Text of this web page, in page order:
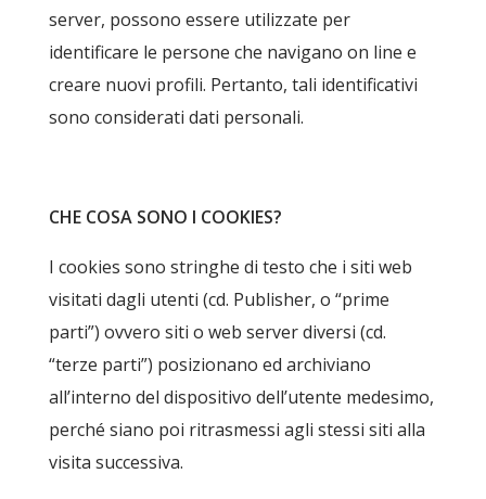
server, possono essere utilizzate per
identificare le persone che navigano on line e
creare nuovi profili. Pertanto, tali identificativi
sono considerati dati personali.
CHE COSA SONO I COOKIES?
I cookies sono stringhe di testo che i siti web
visitati dagli utenti (cd. Publisher, o “prime
parti”) ovvero siti o web server diversi (cd.
“terze parti”) posizionano ed archiviano
all’interno del dispositivo dell’utente medesimo,
perché siano poi ritrasmessi agli stessi siti alla
visita successiva.